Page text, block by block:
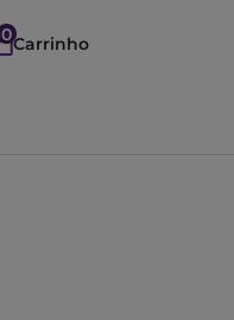
0Carrinho